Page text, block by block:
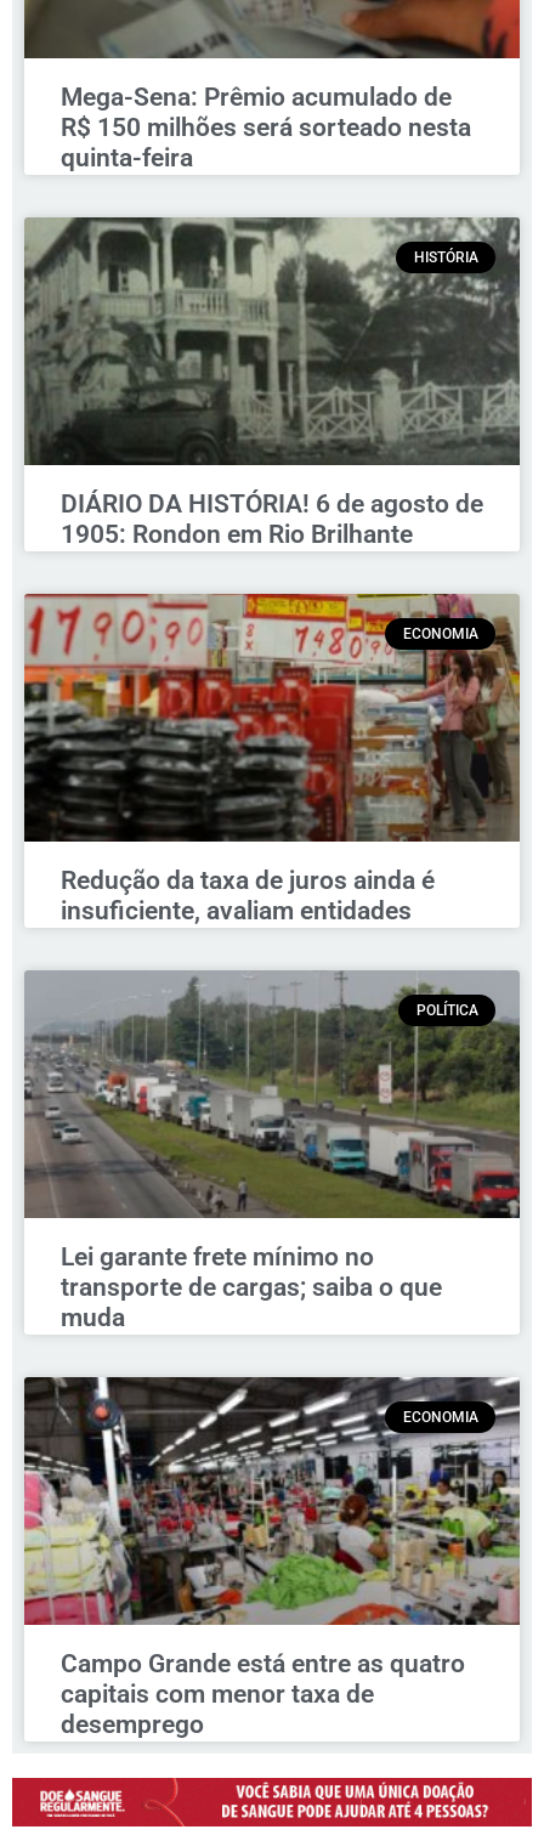
Mega-Sena: Prêmio acumulado de
R$ 150 milhões será sorteado nesta
quinta-feira
HISTÓRIA
DIÁRIO DA HISTÓRIA! 6 de agosto de
1905: Rondon em Rio Brilhante
ECONOMIA
Redução da taxa de juros ainda é
insuficiente, avaliam entidades
POLÍTICA
Lei garante frete mínimo no
transporte de cargas; saiba o que
muda
ECONOMIA
Campo Grande está entre as quatro
capitais com menor taxa de
desemprego